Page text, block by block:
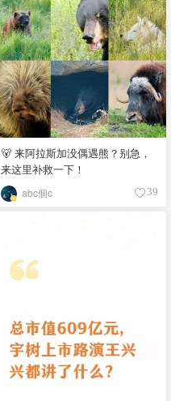
🐻 来阿拉斯加没偶遇熊？别急，
来这里补救一下！
abc個c 39